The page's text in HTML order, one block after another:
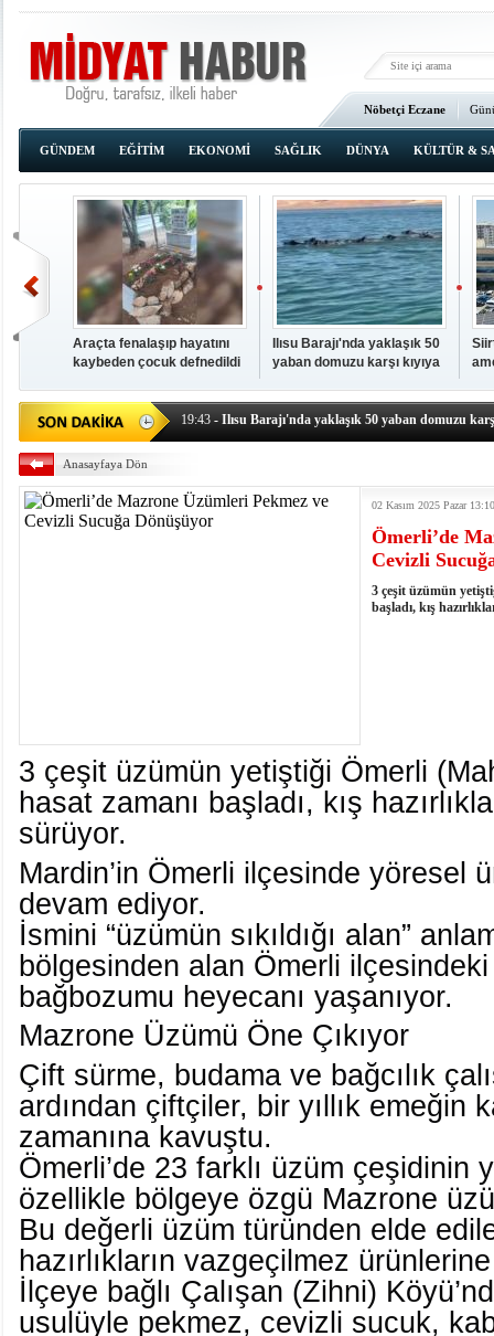
Nöbetçi Eczane
Ana Sayfa
GÜNDEM
EĞİTİM EKONOMİ SAĞLIK DÜNYA KÜLTÜR &
Araçta fenalaşıp hayatını
kaybeden çocuk defnedildi
Ilısu Barajı'nda yaklaşık 50
yaban domuzu karşı kıyıya
- OKUMAK İÇİN TIKLAYIN
19:43 - Ilısu Barajı'nda yaklaşık 50 yaban domuzu
19:42- Hacıoğlu: UMKE ekipleri bilgi, cesaret ve
19:08- HÜDA PAR Şırnak il başkanı Yalçın:
istiyor
19:06
- Öter: Maneviyatı ve ahlaki yapıyı bozan en
- MARSU, Kabala Mahallesi'nin Yaklaşık 40
- VEFAT • Mehmet Ata Baştuğ
- Mardin’de yangına müdahale eden itfaiye
- Başkan Genç, Şırnak'ta dönel kavşak çağrısını
Anasayfaya Dön
02 Kasım 2025 Pazar 13:10
Ömerli’de
Cevizli
3 çeşit üzümün
başladı, kış
3 çeşit üzümün yetiştiği Ömerli
hasat zamanı başladı, kış
sürüyor.
Mardin’in Ömerli ilçesinde yöresel
devam ediyor.
İsmini “üzümün sıkıldığı alan”
bölgesinden alan Ömerli
bağbozumu heyecanı yaşanıyor.
Mazrone Üzümü Öne Çıkıyor
Çift sürme, budama ve bağcılık
ardından çiftçiler, bir yıllık emeğin
zamanına kavuştu.
Ömerli’de 23 farklı üzüm çeşidinin
özellikle bölgeye özgü Mazrone
Bu değerli üzüm türünden elde
hazırlıkların vazgeçilmez
İlçeye bağlı Çalışan (Zihni)
usulüyle pekmez, cevizli sucuk,